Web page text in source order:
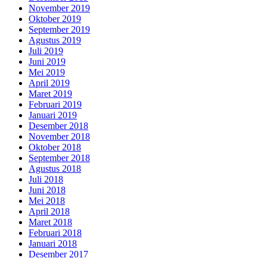
November 2019
Oktober 2019
September 2019
Agustus 2019
Juli 2019
Juni 2019
Mei 2019
April 2019
Maret 2019
Februari 2019
Januari 2019
Desember 2018
November 2018
Oktober 2018
September 2018
Agustus 2018
Juli 2018
Juni 2018
Mei 2018
April 2018
Maret 2018
Februari 2018
Januari 2018
Desember 2017